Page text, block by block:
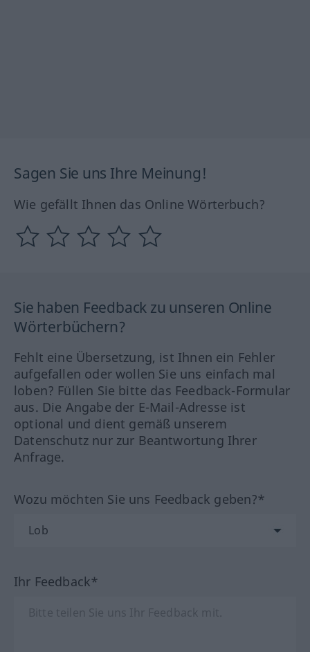
Sagen Sie uns Ihre Meinung!
Wie gefällt Ihnen das Online Wörterbuch?
Sie haben Feedback zu unseren Online
Wörterbüchern?
Fehlt eine Übersetzung, ist Ihnen ein Fehler
aufgefallen oder wollen Sie uns einfach mal
loben? Füllen Sie bitte das Feedback-Formular
aus. Die Angabe der E-Mail-Adresse ist
optional und dient gemäß unserem
Datenschutz nur zur Beantwortung Ihrer
Anfrage.
Wozu möchten Sie uns Feedback geben?*
Ihr Feedback*